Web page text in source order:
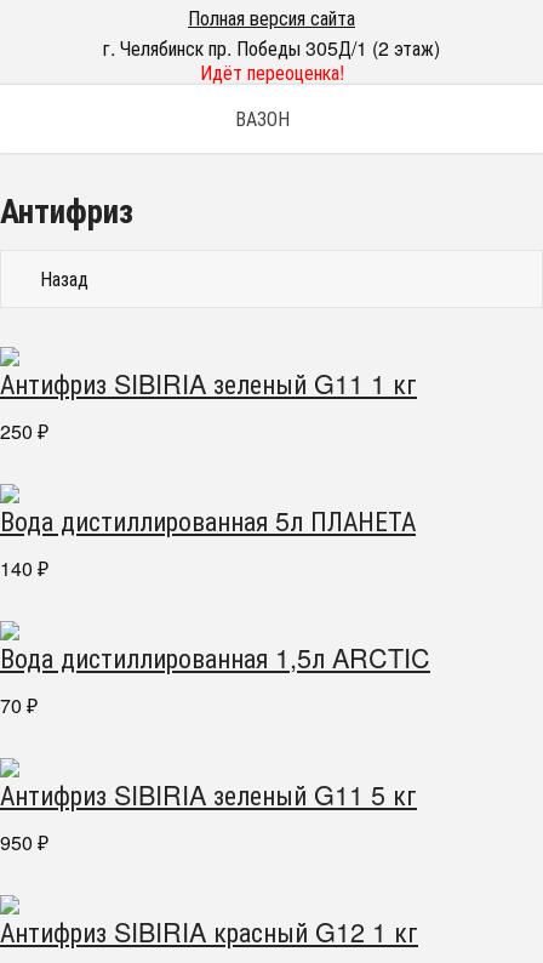
Полная версия сайта
г. Челябинск пр. Победы 305Д/1 (2 этаж)
Идёт переоценка!
ВАЗОН
Антифриз
Назад
Антифриз SIBIRIA зеленый G11 1 кг
250 ₽
Вода дистиллированная 5л ПЛАНЕТА
140 ₽
Вода дистиллированная 1,5л ARCTIC
70 ₽
Антифриз SIBIRIA зеленый G11 5 кг
950 ₽
Антифриз SIBIRIA красный G12 1 кг